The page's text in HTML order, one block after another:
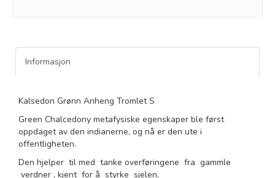
Informasjon
Kalsedon Grønn Anheng Tromlet S
Green Chalcedony metafysiske egenskaper ble først
oppdaget av den indianerne, og nå er den ute i
offentligheten.
Den hjelper til med tanke overføringene fra gammle
verdner , kjent for å styrke sjelen,